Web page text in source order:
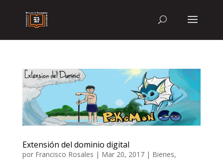
Extensión del dominio digital
por Francisco Rosales | Mar 20, 2017| Bienes,